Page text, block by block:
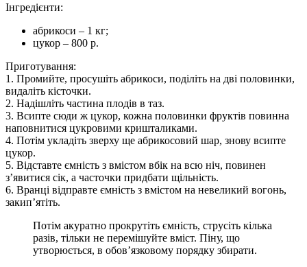
Інгредієнти:
абрикоси – 1 кг;
цукор – 800 р.
Приготування:
1. Промийте, просушіть абрикоси, поділіть на дві половинки,
видаліть кісточки.
2. Надішліть частина плодів в таз.
3. Всипте сюди ж цукор, кожна половинки фруктів повинна
наповнитися цукровими кришталиками.
4. Потім укладіть зверху ще абрикосовий шар, знову всипте
цукор.
5. Відставте ємність з вмістом вбік на всю ніч, повинен
з’явитися сік, а часточки придбати щільність.
6. Вранці відправте ємність з вмістом на невеликий вогонь,
закип’ятіть.
Потім акуратно прокрутіть ємність, струсіть кілька
разів, тільки не перемішуйте вміст. Піну, що
утворюється, в обов’язковому порядку збирати.